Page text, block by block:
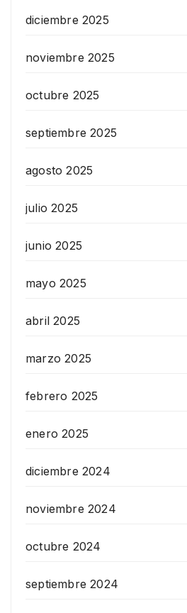
diciembre 2025
noviembre 2025
octubre 2025
septiembre 2025
agosto 2025
julio 2025
junio 2025
mayo 2025
abril 2025
marzo 2025
febrero 2025
enero 2025
diciembre 2024
noviembre 2024
octubre 2024
septiembre 2024